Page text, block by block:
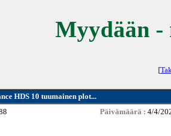
Myydään -
[
HDS 10 tuumainen plot...
Päivämäärä : 4/4/